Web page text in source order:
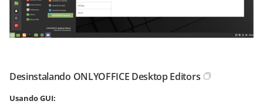
Desinstalando ONLYOFFICE Desktop Editors
Usando GUI: